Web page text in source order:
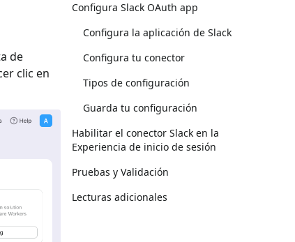
de
clic en
Configura Slack OAuth app
Configura la aplicación de Slack
Configura tu conector
Tipos de configuración
Guarda tu configuración
Habilitar el conector Slack en la
Experiencia de inicio de sesión
Pruebas y Validación
Lecturas adicionales